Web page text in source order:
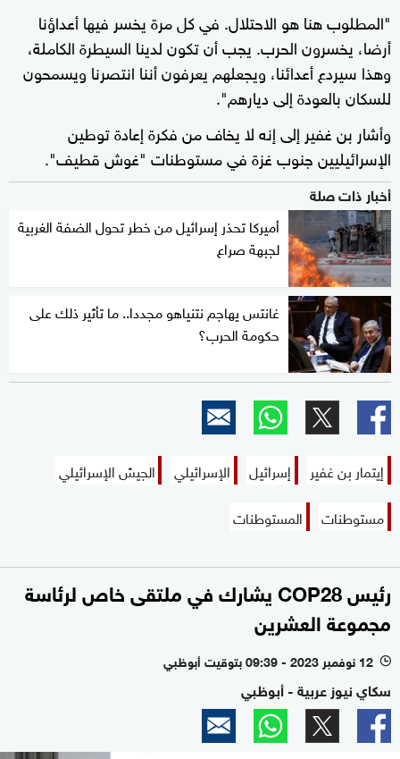
"المطلوب هنا هو الاحتلال. في كل مرة يخسر فيها أعداؤنا
أرضا، يخسرون الحرب. يجب أن تكون لدينا السيطرة الكاملة،
وهذا سيردع أعدائنا، ويجعلهم يعرفون أننا انتصرنا ويسمحون
للسكان بالعودة إلى ديارهم".
وأشار بن غفير إلى إنه لا يخاف من فكرة إعادة توطين
الإسرائيليين جنوب غزة في مستوطنات "غوش قطيف".
أخبار ذات صلة
أميركا تحذر إسرائيل من خطر تحول الضفة الغربية
لجبهة صراع
غانتس يهاجم نتنياهو مجددا.. ما تأثير ذلك على
حكومة الحرب؟
إيتمار بن غفير إسرائيل الإسرائيلي
الجيش الإسرائيلي
مستوطنات
المستوطنات
رئيس COP28 يشارك في ملتقى خاص لرئاسة
مجموعة العشرين
l 12 نوفمبر 2023 - 09:39 بتوقيت أبوظبي
سكاي نيوز عربية - أبوظبي